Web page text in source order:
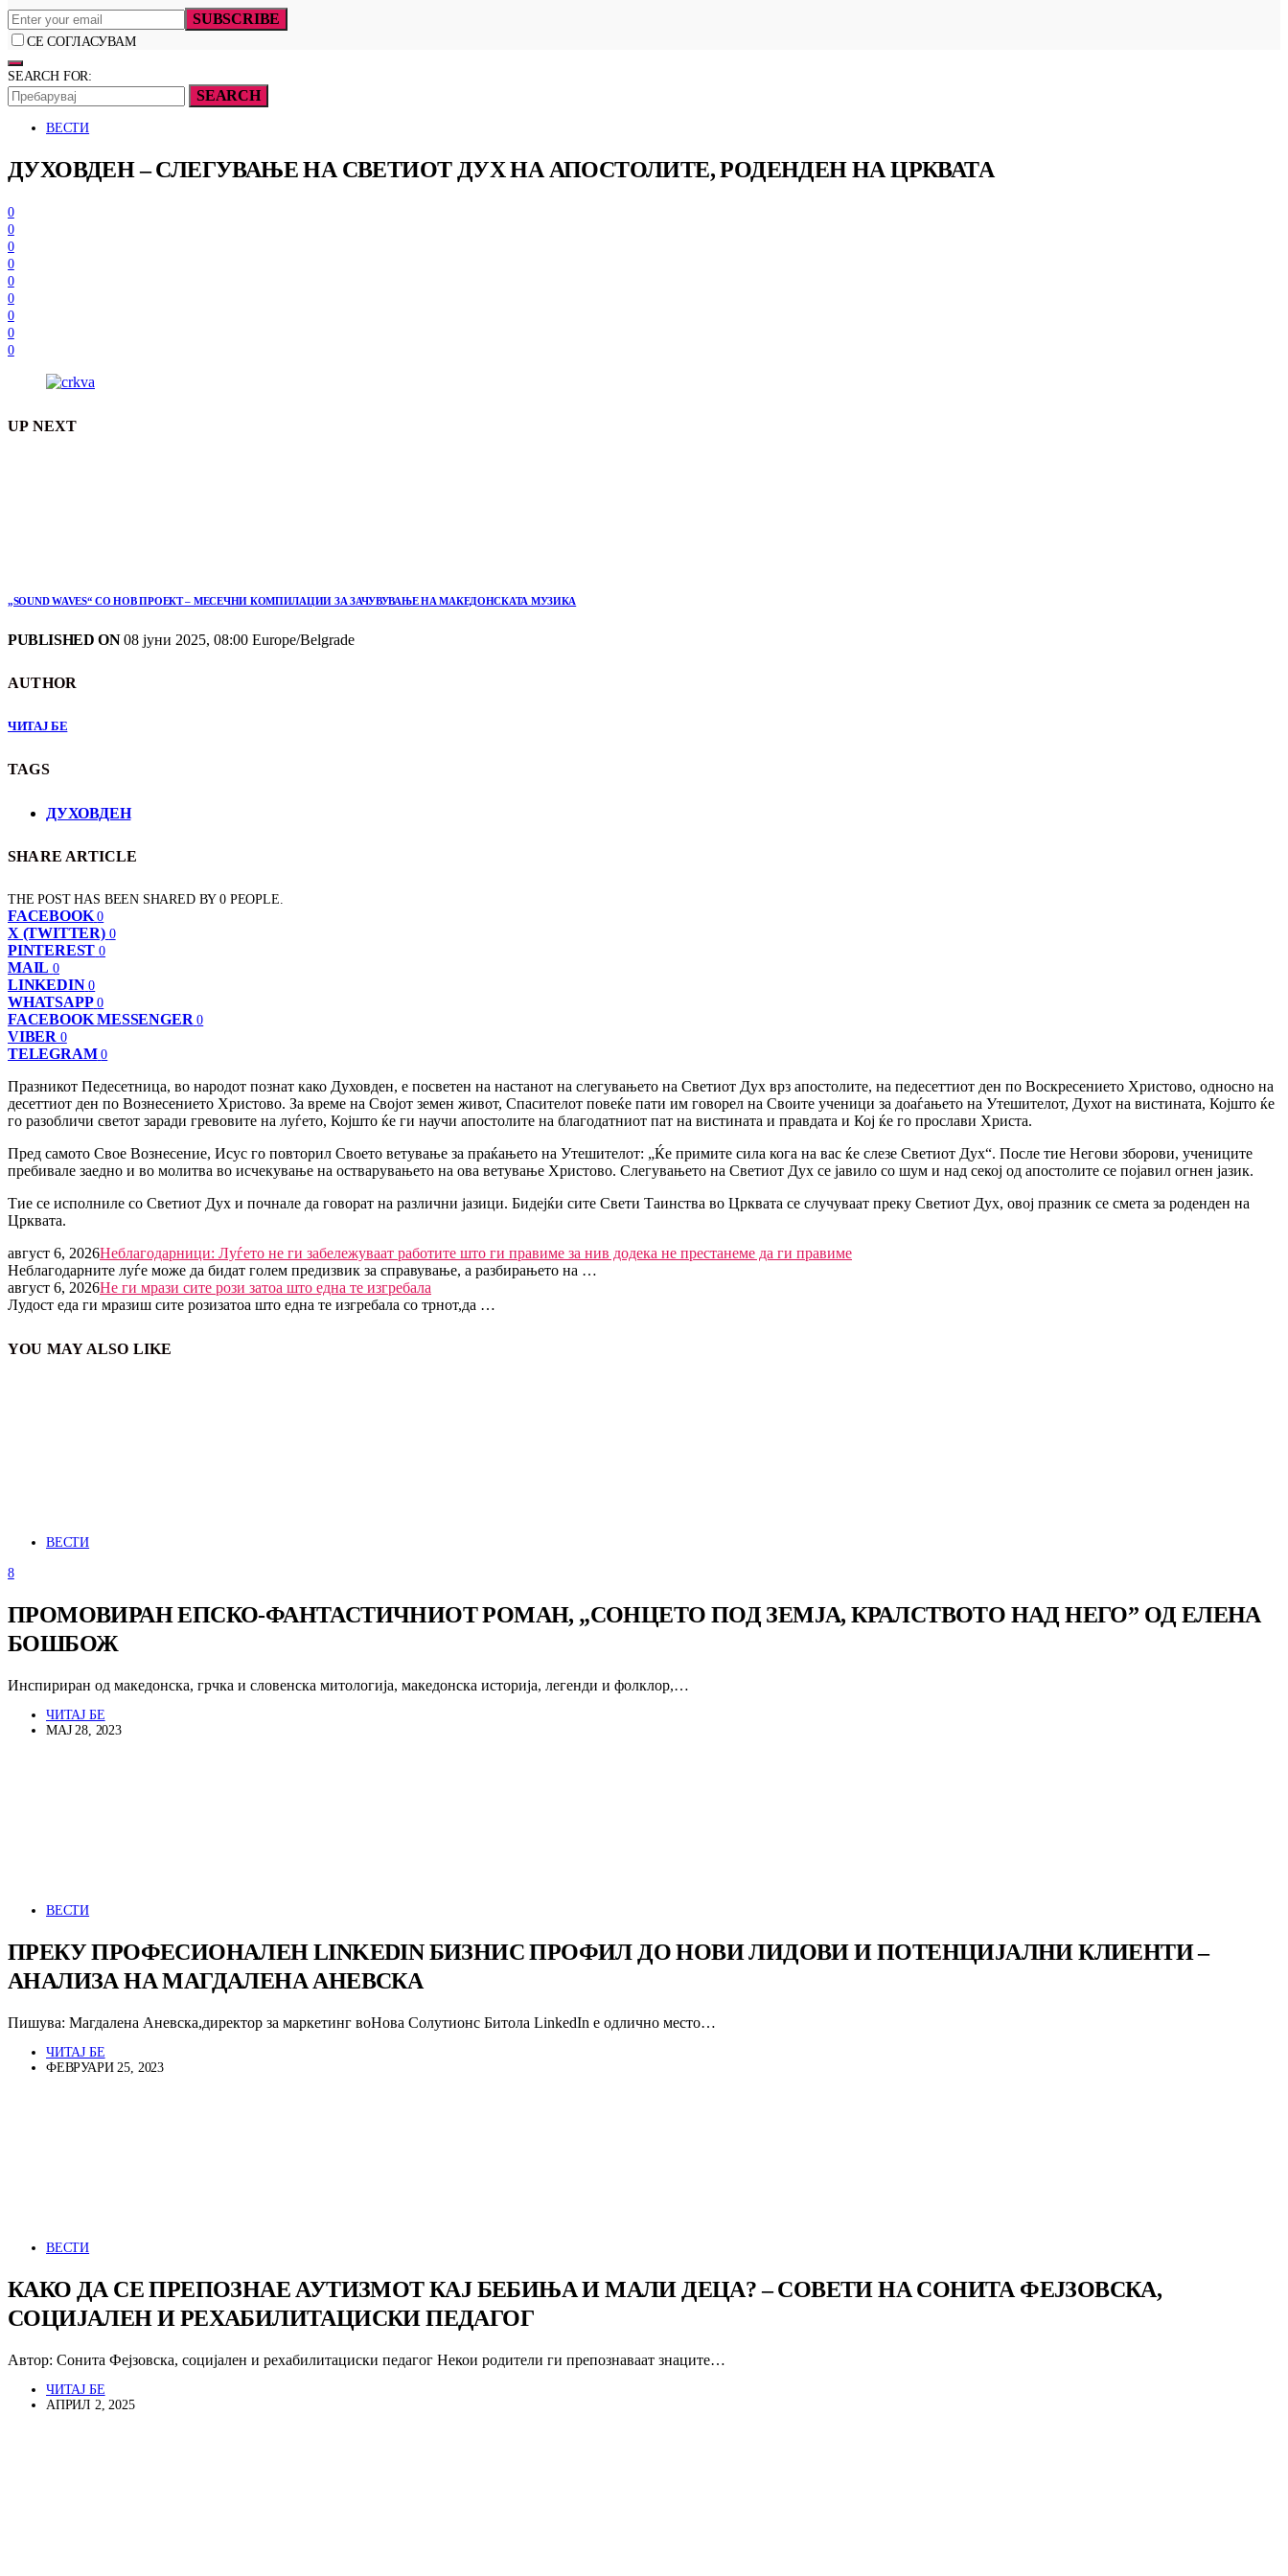
SUBSCRIBE
СЕ СОГЛАСУВАМ
SEARCH FOR:
SEARCH
ВЕСТИ
ДУХОВДЕН – СЛЕГУВАЊЕ НА СВЕТИОТ ДУХ НА АПОСТОЛИТЕ, РОДЕНДЕН НА ЦРКВАТА
0
0
0
0
0
0
0
0
0
UP NEXT
„SOUND WAVES“ СО НОВ ПРОЕКТ – МЕСЕЧНИ КОМПИЛАЦИИ ЗА ЗАЧУВУВАЊЕ НА МАКЕДОНСКАТА МУЗИКА
PUBLISHED ON08 јуни 2025, 08:00 Europe/Belgrade
AUTHOR
ЧИТАЈ БЕ
TAGS
ДУХОВДЕН
SHARE ARTICLE
THE POST HAS BEEN SHARED BY0 PEOPLE.
FACEBOOK 0
X (TWITTER) 0
PINTEREST 0
MAIL 0
LINKEDIN 0
WHATSAPP 0
FACEBOOK MESSENGER 0
VIBER 0
TELEGRAM 0
Празникот Педесетница, во народот познат како Духовден, е посветен на настанот на слегувањето на Светиот Дух врз апостолите, на педесеттиот ден по Воскресението Христово, односно на
десеттиот ден по Вознесението Христово. За време на Својот земен живот, Спасителот повеќе пати им говорел на Своите ученици за доаѓањето на Утешителот, Духот на вистината, Којшто ќе
го разобличи светот заради гревовите на луѓето, Којшто ќе ги научи апостолите на благодатниот пат на вистината и правдата и Кој ќе го прослави Христа.
Пред самото Свое Вознесение, Исус го повторил Своето ветување за праќањето на Утешителот: „Ќе примите сила кога на вас ќе слезе Светиот Дух“. После тие Негови зборови, учениците
пребивале заедно и во молитва во исчекување на остварувањето на ова ветување Христово. Слегувањето на Светиот Дух се јавило со шум и над секој од апостолите се појавил огнен јазик.
Тие се исполниле со Светиот Дух и почнале да говорат на различни јазици. Бидејќи сите Свети Таинства во Црквата се случуваат преку Светиот Дух, овој празник се смета за роденден на
Црквата.
август 6, 2026Неблагодарници: Луѓето не ги забележуваат работите што ги правиме за нив додека не престанеме да ги правиме
Неблагодарните луѓе може да бидат голем предизвик за справување, а разбирањето на …
август 6, 2026Не ги мрази сите рози затоа што една те изгребала
Лудост еда ги мразиш сите розизатоа што една те изгребала со трнот,да …
YOU MAY ALSO LIKE
ВЕСТИ
8
ПРОМОВИРАН ЕПСКО-ФАНТАСТИЧНИОТ РОМАН, „СОНЦЕТО ПОД ЗЕМЈА, КРАЛСТВОТО НАД НЕГО” ОД ЕЛЕНА
БОШБОЖ
Инспириран од македонска, грчка и словенска митологија, македонска историја, легенди и фолклор,…
ЧИТАЈ БЕ
МАЈ 28, 2023
ВЕСТИ
ПРЕКУ ПРОФЕСИОНАЛЕН LINKEDIN БИЗНИС ПРОФИЛ ДО НОВИ ЛИДОВИ И ПОТЕНЦИЈАЛНИ КЛИЕНТИ –
АНАЛИЗА НА МАГДАЛЕНА АНЕВСКА
Пишува: Магдалена Аневска,директор за маркетинг воНова Солутионс Битола LinkedIn е одлично место…
ЧИТАЈ БЕ
ФЕВРУАРИ 25, 2023
ВЕСТИ
КАКО ДА СЕ ПРЕПОЗНАЕ АУТИЗМОТ КАЈ БЕБИЊА И МАЛИ ДЕЦА? – СОВЕТИ НА СОНИТА ФЕЈЗОВСКА,
СОЦИЈАЛЕН И РЕХАБИЛИТАЦИСКИ ПЕДАГОГ
Автор: Сонита Фејзовска, социјален и рехабилитациски педагог Некои родители ги препознаваат знаците…
ЧИТАЈ БЕ
АПРИЛ 2, 2025